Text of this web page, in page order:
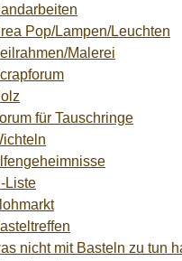
Pop/Lampen/Leuchten
Malerei
für Tauschringe
Liste
nicht mit Basteln zu tun